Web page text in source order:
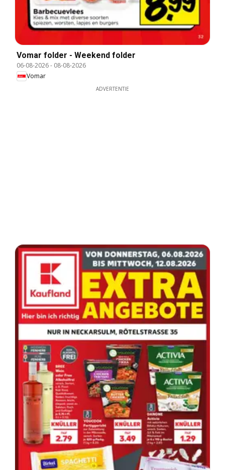
Vomar folder - Weekend folder
06-08-2026- 08-08-2026
Vomar
ADVERTENTIE